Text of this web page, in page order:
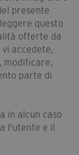
presente
questo
offerte da
accedete,
modificare,
parte di
in alcun caso
l'utente e il